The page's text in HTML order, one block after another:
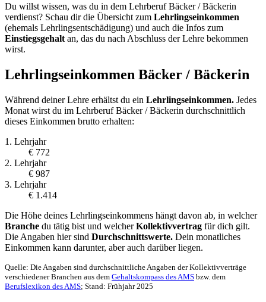
Du willst wissen, was du in dem Lehrberuf Bäcker / Bäckerin
verdienst? Schau dir die Übersicht zum Lehrlingseinkommen
(ehemals Lehrlingsentschädigung) und auch die Infos zum
Einstiegsgehalt an, das du nach Abschluss der Lehre bekommen
wirst.
Lehrlingseinkommen Bäcker / Bäckerin
Während deiner Lehre erhältst du ein Lehrlingseinkommen. Jedes
Monat wirst du im Lehrberuf Bäcker / Bäckerin durchschnittlich
dieses Einkommen brutto erhalten:
1. Lehrjahr
€ 772
2. Lehrjahr
€ 987
3. Lehrjahr
€ 1.414
Die Höhe deines Lehrlingseinkommens hängt davon ab, in welcher
Branche du tätig bist und welcherKollektivvertrag für dich gilt.
Die Angaben hier sind Durchschnittswerte. Dein monatliches
Einkommen kann darunter, aber auch darüber liegen.
Quelle: Die Angaben sind durchschnittliche Angaben der Kollektivverträge
verschiedener Branchen aus dem Gehaltskompass des AMS bzw. dem
Berufslexikon des AMS; Stand: Frühjahr 2025